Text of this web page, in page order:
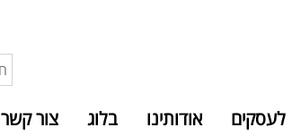
לעסקים אודותינו בלוג צור קשר